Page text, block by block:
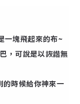
一塊飛起來的布~
，可說是以詼諧無
的時候給你神來一